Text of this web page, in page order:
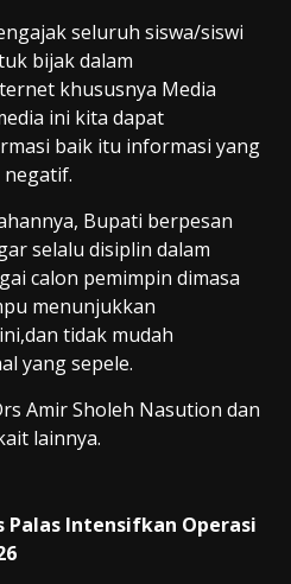
seluruh siswa/siswi
bijak dalam
khususnya Media
ini kita dapat
baik itu informasi yang
Bupati berpesan
selalu disiplin dalam
calon pemimpin dimasa
menunjukkan
tidak mudah
yang sepele.
Amir Sholeh Nasution dan
lainnya.
Palas Intensifkan Operasi